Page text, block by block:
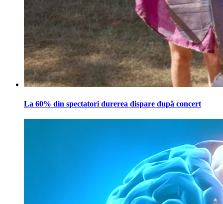
La 60% din spectatori durerea dispare după concert